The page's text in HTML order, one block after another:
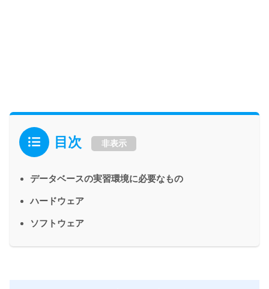
目次 非表示
データベースの実習環境に必要なもの
ハードウェア
ソフトウェア